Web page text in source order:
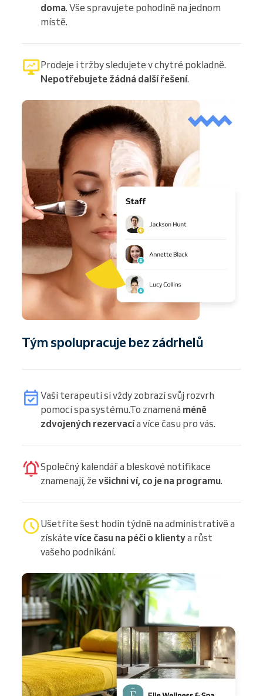
doma. Vše spravujete pohodlně na jednom
místě.
Prodeje i tržby sledujete v chytré pokladně.
Nepotřebujete žádná další řešení.
Tým spolupracuje bez zádrhelů
Vaši terapeuti si vždy zobrazí svůj rozvrh
pomocí spa systému.To znamená méně
zdvojených rezervacía více času pro vás.
Společný kalendář a bleskové notifikace
znamenají, že všichni ví, co je na programu.
Ušetříte šest hodin týdně na administrativě a
získáte více času na péči o klientya růst
vašeho podnikání.